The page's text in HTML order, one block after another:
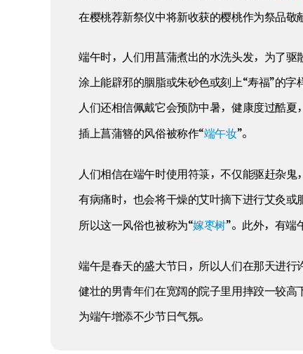
在樱桃荐新祭仪中将新收获的樱桃作为祭品敬
端午时，人们用菖蒲煮出的水洗头发，为了驱
涂上能辟邪的胭脂或朱砂色或刻上“寿福”的
人们还相信佩戴它会预防中暑，健康度过酷夏
插上菖蒲簪的风俗被称作“端午妆”。
人们相信在端午时使用符箓，不仅能驱赶杂
有病痛时，也会将干燥的艾叶摘下进行艾灸或
所以这一风俗也被称为“嫁枣树”。此外，有端
端午是春天的盛大节日，所以人们在那天进
健壮的男青年们在宽阔的院子里用摔跤一较高
为端午增添不少节日气氛。